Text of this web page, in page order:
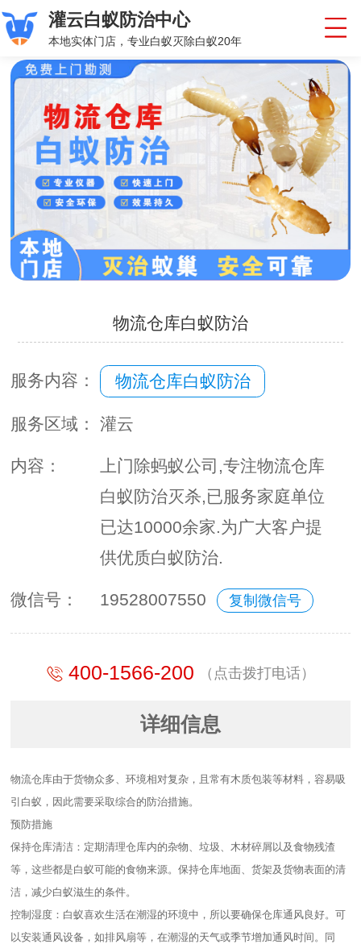
灌云白蚁防治中心
本地实体门店，专业白蚁灭除白蚁20年
物流仓库白蚁防治
服务内容： 物流仓库白蚁防治
服务区域： 灌云
内容：
上门除蚂蚁公司,专注物流仓库
白蚁防治灭杀,已服务家庭单位
已达10000余家.为广大客户提
供优质白蚁防治.
微信号： 19528007550 复制微信号
400-1566-200 （点击拨打电话）
详细信息
物流仓库由于货物众多、环境相对复杂，且常有木质包装等材料，容易吸
引白蚁，因此需要采取综合的防治措施。
预防措施
保持仓库清洁：定期清理仓库内的杂物、垃圾、木材碎屑以及食物残渣
等，这些都是白蚁可能的食物来源。保持仓库地面、货架及货物表面的清
洁，减少白蚁滋生的条件。
控制湿度：白蚁喜欢生活在潮湿的环境中，所以要确保仓库通风良好。可
以安装通风设备，如排风扇等，在潮湿的天气或季节增加通风时间。同